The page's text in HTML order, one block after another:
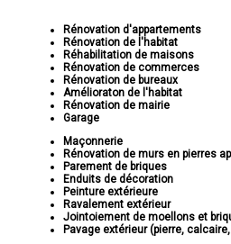
Rénovation d'appartements
Rénovation de l'habitat
Réhabilitation de maisons
Rénovation de commerces
Rénovation de bureaux
Amélioraton de l'habitat
Rénovation de mairie
Garage
Maçonnerie
Rénovation de murs en pierres
Parement de briques
Enduits de décoration
Peinture extérieure
Ravalement extérieur
Jointoiement de moellons et
Pavage extérieur (pierre,